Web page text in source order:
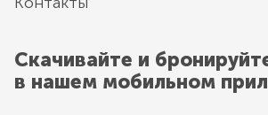
Скачивайте и
в нашем мобильном